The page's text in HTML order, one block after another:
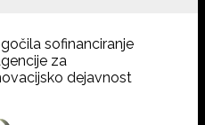
sofinanciranje
za
dejavnost